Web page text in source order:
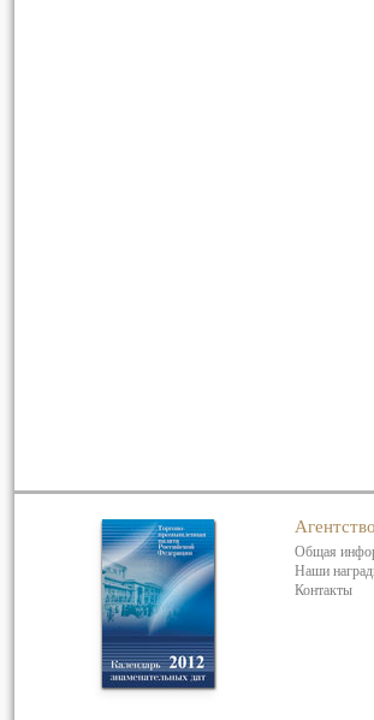
Агентство
Общая
Наши
Контакты